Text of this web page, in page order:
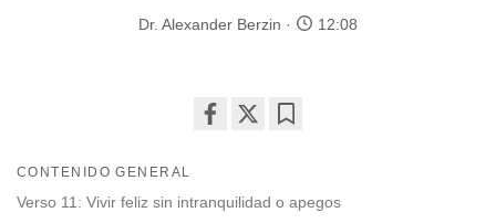
Dr. Alexander Berzin 12:08
facebook
CONTENIDO GENERAL
Verso 11: Vivir feliz sin intranquilidad o apegos